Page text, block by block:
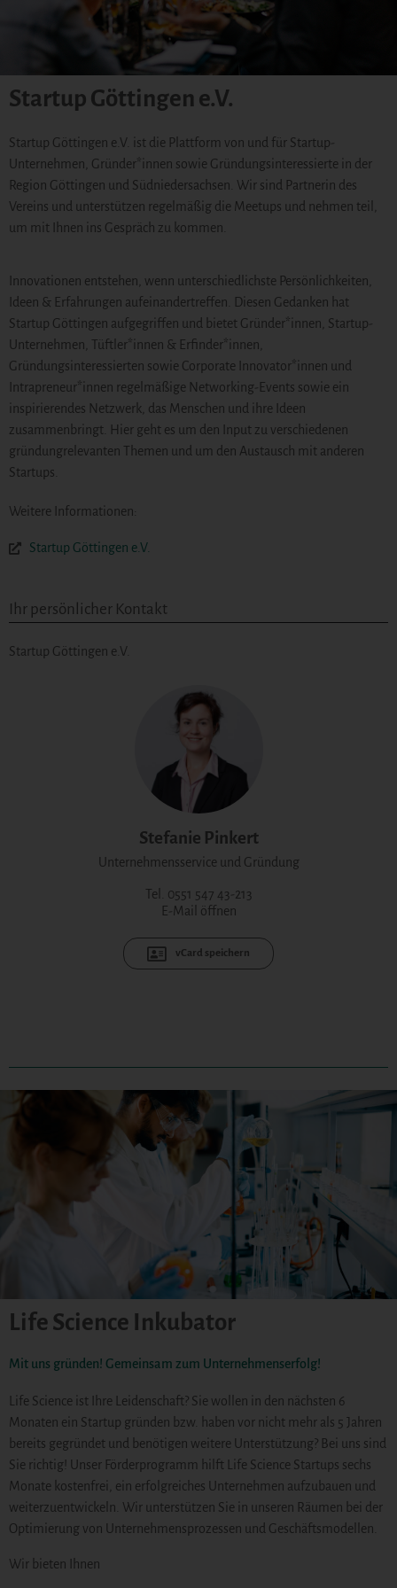
Startup Göttingen e.V.
Startup Göttingen e.V. ist die Plattform von und für Startup-
Unternehmen, Gründer*innen sowie Gründungsinteressierte in der
Region Göttingen und Südniedersachsen. Wir sind Partnerin des
Vereins und unterstützen regelmäßig die Meetups und nehmen teil,
um mit Ihnen ins Gespräch zu kommen.
Innovationen entstehen, wenn unterschiedlichste Persönlichkeiten,
Ideen & Erfahrungen aufeinandertreffen. Diesen Gedanken hat
Startup Göttingen aufgegriffen und bietet Gründer*innen, Startup-
Unternehmen, Tüftler*innen & Erfinder*innen,
Gründungsinteressierten sowie Corporate Innovator*innen und
Intrapreneur*innen regelmäßige Networking-Events sowie ein
inspirierendes Netzwerk, das Menschen und ihre Ideen
zusammenbringt. Hier geht es um den Input zu verschiedenen
gründungrelevanten Themen und um den Austausch mit anderen
Startups.
Weitere Informationen:
Startup Göttingen e.V.
Ihr persönlicher Kontakt
Startup Göttingen e.V.
Stefanie Pinkert
Unternehmensservice und Gründung
Tel. 0551 547 43-213
E-Mail öffnen
vCard speichern
Life Science Inkubator
Mit uns gründen! Gemeinsam zum Unternehmenserfolg!
Life Science ist Ihre Leidenschaft? Sie wollen in den nächsten 6
Monaten ein Startup gründen bzw. haben vor nicht mehr als 5 Jahren
bereits gegründet und benötigen weitere Unterstützung? Bei uns sind
Sie richtig! Unser Förderprogramm hilft Life Science Startups sechs
Monate kostenfrei, ein erfolgreiches Unternehmen aufzubauen und
weiterzuentwickeln. Wir unterstützen Sie in unseren Räumen bei der
Optimierung von Unternehmensprozessen und Geschäftsmodellen.
Wir bieten Ihnen